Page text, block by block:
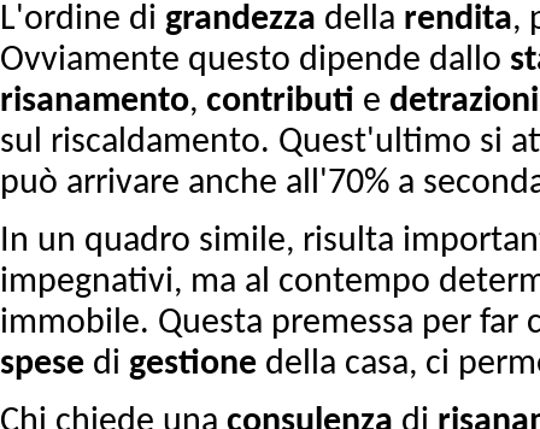
L'ordine di grandezza della rendita,
Ovviamente questo dipende dallo
risanamento, contributi e detrazioni
sul riscaldamento. Quest'ultimo si
può arrivare anche all'70% a
In un quadro simile, risulta
impegnativi, ma al contempo
immobile. Questa premessa per far
spese di gestione della casa, ci